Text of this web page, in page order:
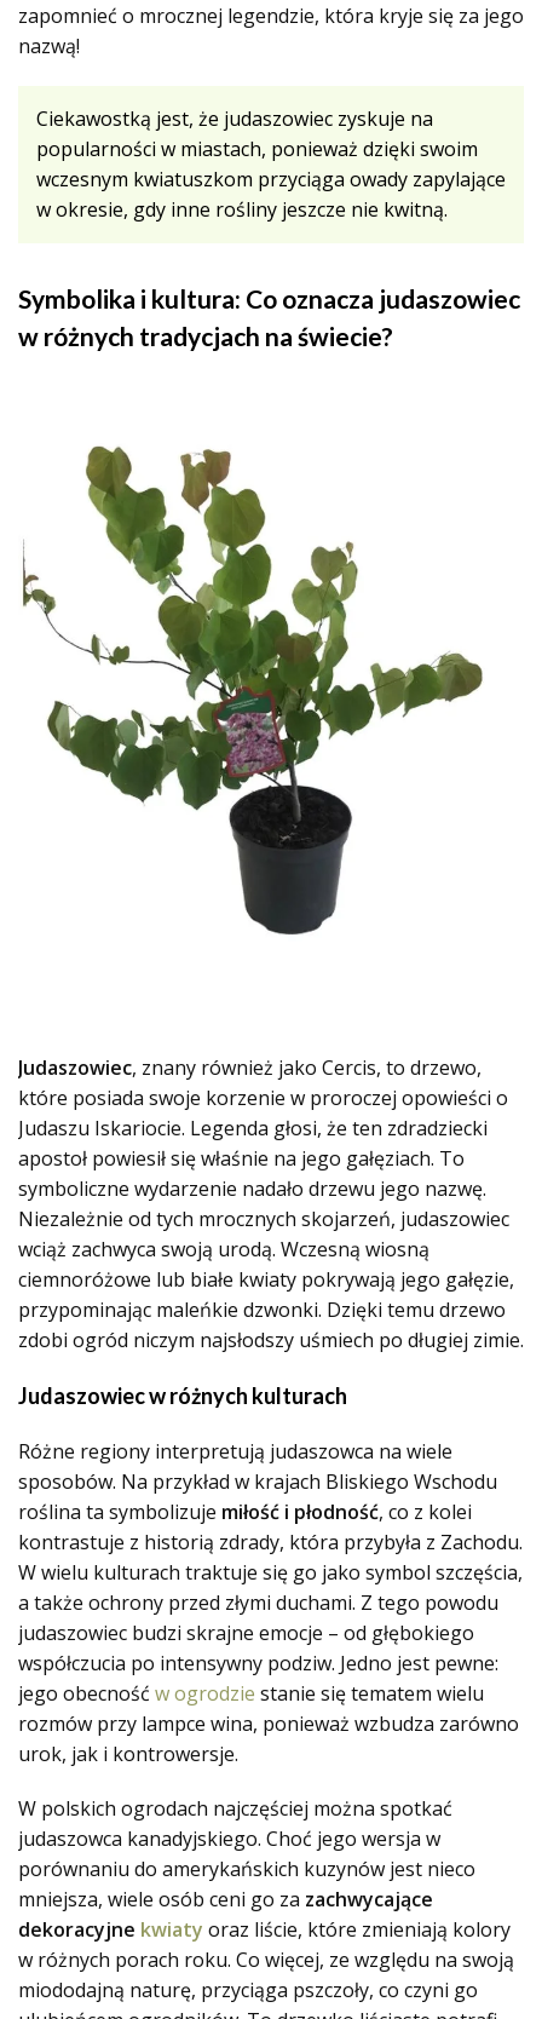
zapomnieć o mrocznej legendzie, która kryje się za jego
nazwą!
Ciekawostką jest, że judaszowiec zyskuje na
popularności w miastach, ponieważ dzięki swoim
wczesnym kwiatuszkom przyciąga owady zapylające
w okresie, gdy inne rośliny jeszcze nie kwitną.
Symbolika i kultura: Co oznacza judaszowiec
w różnych tradycjach na świecie?
Judaszowiec, znany również jako Cercis, to drzewo,
które posiada swoje korzenie w proroczej opowieści o
Judaszu Iskariocie. Legenda głosi, że ten zdradziecki
apostoł powiesił się właśnie na jego gałęziach. To
symboliczne wydarzenie nadało drzewu jego nazwę.
Niezależnie od tych mrocznych skojarzeń, judaszowiec
wciąż zachwyca swoją urodą. Wczesną wiosną
ciemnoróżowe lub białe kwiaty pokrywają jego gałęzie,
przypominając maleńkie dzwonki. Dzięki temu drzewo
zdobi ogród niczym najsłodszy uśmiech po długiej zimie.
Judaszowiec w różnych kulturach
Różne regiony interpretują judaszowca na wiele
sposobów. Na przykład w krajach Bliskiego Wschodu
roślina ta symbolizuje miłość i płodność, co z kolei
kontrastuje z historią zdrady, która przybyła z Zachodu.
W wielu kulturach traktuje się go jako symbol szczęścia,
a także ochrony przed złymi duchami. Z tego powodu
judaszowiec budzi skrajne emocje – od głębokiego
współczucia po intensywny podziw. Jedno jest pewne:
jego obecność w ogrodzie stanie się tematem wielu
rozmów przy lampce wina, ponieważ wzbudza zarówno
urok, jak i kontrowersje.
W polskich ogrodach najczęściej można spotkać
judaszowca kanadyjskiego. Choć jego wersja w
porównaniu do amerykańskich kuzynów jest nieco
mniejsza, wiele osób ceni go za zachwycające
dekoracyjne kwiaty oraz liście, które zmieniają kolory
w różnych porach roku. Co więcej, ze względu na swoją
miododajną naturę, przyciąga pszczoły, co czyni go